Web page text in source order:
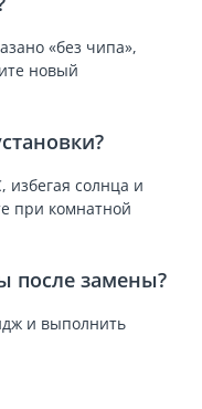
«без чипа»,
новый
избегая солнца и
при комнатной
после замены?
и выполнить